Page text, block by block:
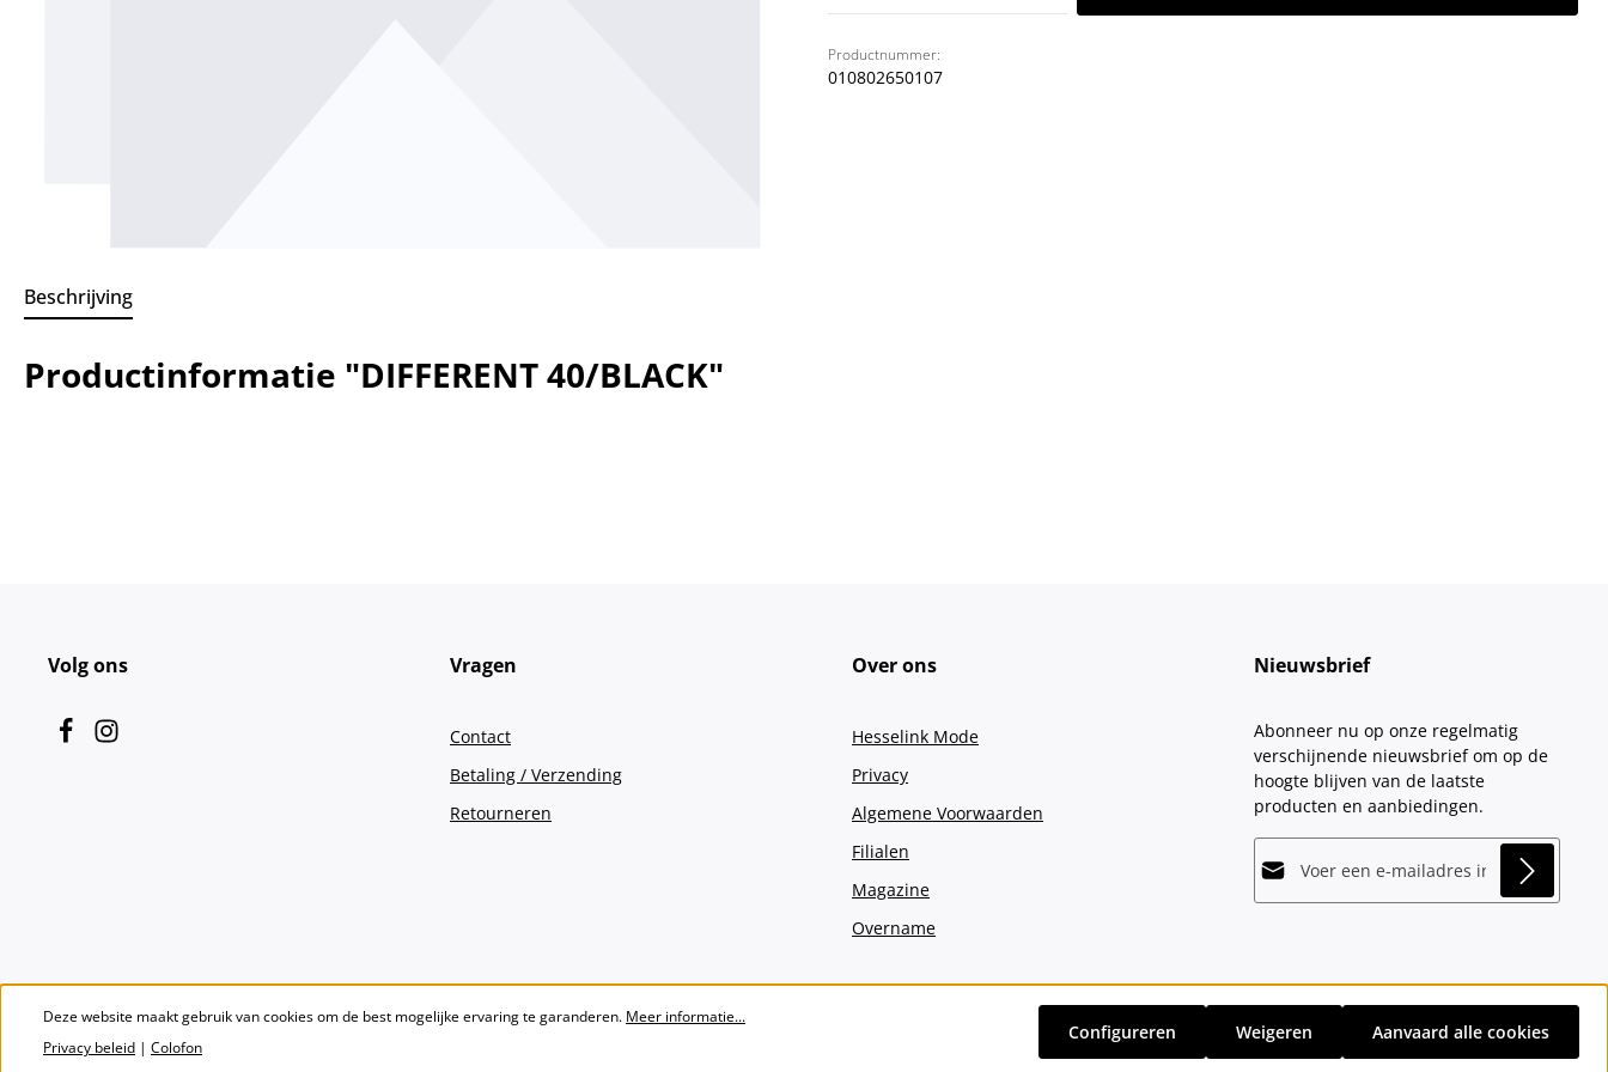
Productnummer:
010802650107
Beschrijving
Productinformatie "DIFFERENT 40/BLACK"
Volg ons Vragen
Contact
Betaling / Verzending
Retourneren
Over ons
Hesselink Mode
Privacy
Algemene Voorwaarden
Filialen
Magazine
Overname
Nieuwsbrief
Abonneer nu op onze regelmatig
verschijnende nieuwsbrief om op de
hoogte blijven van de laatste
producten en aanbiedingen.
u dat u onze
gegevensbeschermingsinformatiehebt
gelezen en onze
algemene voorwaardenhebt
verzendkostenen eventuele bezorgkosten, indien niet anders vermeld.
Deze website maakt gebruik van cookies om de best mogelijke ervaring te garanderen. Meer informatie...
Privacy beleid | Colofon
Weigeren
Configureren Aanvaard alle cookies